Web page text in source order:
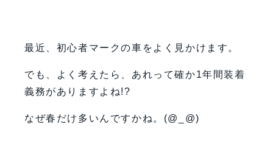
最近、初心者マークの車をよく見かけます。
でも、よく考えたら、あれって確か1年間装着
義務がありますよね!?
なぜ春だけ多いんですかね。(@_@)